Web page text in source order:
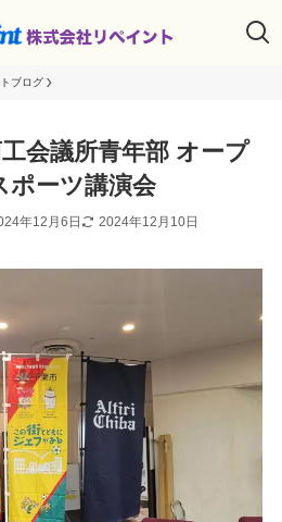
ブログ
会議所青年部 オープ
ーツ講演会
年12月6日 2024年12月10日